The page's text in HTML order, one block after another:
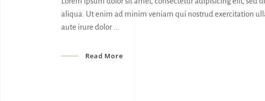
aliqua. Ut enim ad minim veniam qui nostrud exercitation
aute irure dolor
Read More